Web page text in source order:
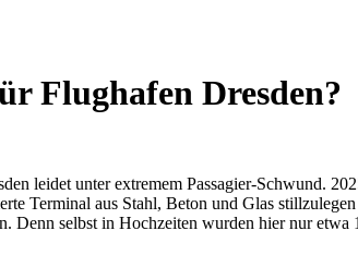
Flughafen Dresden?
leidet unter extremem Passagier-Schwund.
Terminal aus Stahl, Beton und Glas
Denn selbst in Hochzeiten wurden hier nur etwa